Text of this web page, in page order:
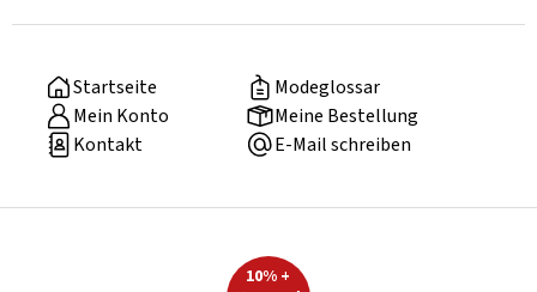
Startseite
Modeglossar
Mein Konto
Meine Bestellung
Kontakt
E-Mail schreiben
10% +